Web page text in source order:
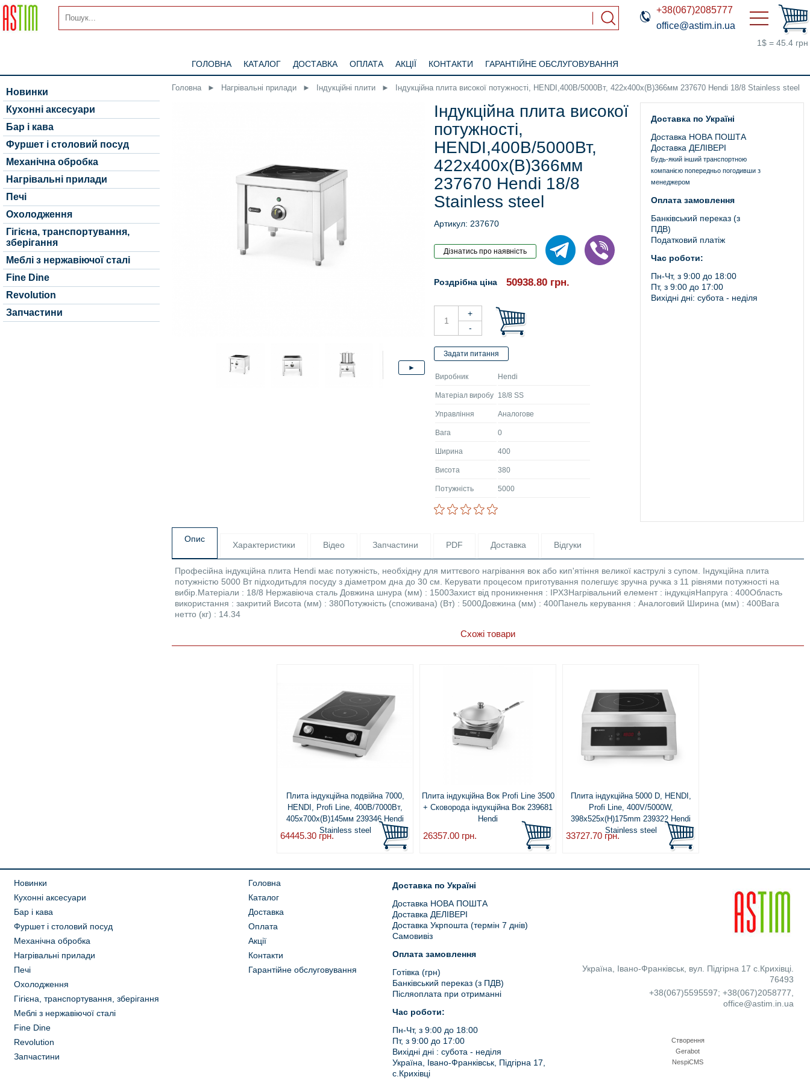
+38(067)2085777
office@astim.in.ua
1$ = 45.4 грн
ГОЛОВНА КАТАЛОГ ДОСТАВКА ОПЛАТА АКЦІЇ КОНТАКТИ ГАРАНТІЙНЕ ОБСЛУГОВУВАННЯ
Новинки
Кухонні аксесуари
Бар і кава
Фуршет і столовий посуд
Механічна обробка
Нагрівальні прилади
Печі
Охолодження
Гігієна, транспортування,
зберігання
Меблі з нержавіючої сталі
Fine Dine
Revolution
Запчастини
Головна ► Нагрівальні прилади ► Індукційні плити ► Індукційна плита високої потужності, HENDI,400В/5000Вт, 422х400х(В)366мм 237670 Hendi 18/8 Stainless steel
Індукційна плита високої
потужності,
HENDI,400В/5000Вт,
422х400х(В)366мм
237670 Hendi 18/8
Stainless steel
Артикул: 237670
Роздрібна ціна 50938.80 грн.
Виробник Hendi
Матеріал виробу 18/8 SS
Управління Аналогове
Вага 0
Ширина 400
Висота 380
Потужність 5000
Доставка по Україні
Доставка НОВА ПОШТА
Доставка ДЕЛІВЕРІ
Будь-який інший транспортною
компанією попередньо погодивши з
менеджером
Оплата замовлення
Банківський переказ (з
ПДВ)
Податковий платіж
Час роботи:
Пн-Чт, з 9:00 до 18:00
Пт, з 9:00 до 17:00
Вихідні дні: субота - неділя
Опис
Характеристики Відео Запчастини PDF Доставка Відгуки
Професійна індукційна плита Hendi має потужність, необхідну для миттєвого нагрівання вок або кип'ятіння великої каструлі з супом. Індукційна плита
потужністю 5000 Вт підходитьдля посуду з діаметром дна до 30 см. Керувати процесом приготування полегшує зручна ручка з 11 рівнями потужності на
вибір.Матеріали : 18/8 Нержавіюча сталь Довжина шнура (мм) : 1500Захист від проникнення : IPX3Нагрівальний елемент : індукціяНапруга : 400Область
використання : закритий Висота (мм) : 380Потужність (споживана) (Вт) : 5000Довжина (мм) : 400Панель керування : Аналоговий Ширина (мм) : 400Вага
нетто (кг) : 14.34
Схожі товари
Плита індукційна подвійна 7000,
HENDI, Profi Line, 400В/7000Вт,
405х700х(В)145мм 239346 Hendi
Stainless steel
64445.30 грн.
Плита індукційна Вок Profi Line 3500
+ Сковорода індукційна Вок 239681
Hendi
26357.00 грн.
Плита індукційна 5000 D, HENDI,
Profi Line, 400V/5000W,
398x525x(H)175mm 239322 Hendi
Stainless steel
33727.70 грн.
Новинки
Кухонні аксесуари
Бар і кава
Фуршет і столовий посуд
Механічна обробка
Нагрівальні прилади
Печі
Охолодження
Гігієна, транспортування, зберігання
Меблі з нержавіючої сталі
Fine Dine
Revolution
Запчастини
Головна
Каталог
Доставка
Оплата
Акції
Контакти
Гарантійне обслуговування
Доставка по Україні
Доставка НОВА ПОШТА
Доставка ДЕЛІВЕРІ
Доставка Укрпошта (термін 7 днів)
Самовивіз
Оплата замовлення
Готівка (грн)
Банківський переказ (з ПДВ)
Післяоплата при отриманні
Час роботи:
Пн-Чт, з 9:00 до 18:00
Пт, з 9:00 до 17:00
Вихідні дні : субота - неділя
Україна, Івано-Франківськ, Підгірна 17,
с.Крихівці
Україна Івано-Франківськ, вул. Підгірна 17 с.Крихівці.
76493
+38(067)5595597; +38(067)2058777
office@astim.in.ua
Створення
Gerabot
NespiCMS